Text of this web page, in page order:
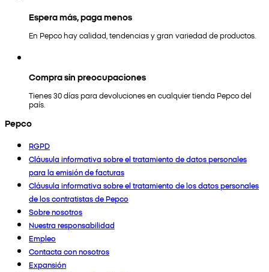
Espera más, paga menos
En Pepco hay calidad, tendencias y gran variedad de productos.
Compra sin preocupaciones
Tienes 30 días para devoluciones en cualquier tienda Pepco del
país.
Pepco
RGPD
Cláusula informativa sobre el tratamiento de datos personales
para la emisión de facturas
Cláusula informativa sobre el tratamiento de los datos personales
de los contratistas de Pepco
Sobre nosotros
Nuestra responsabilidad
Empleo
Contacta con nosotros
Expansión